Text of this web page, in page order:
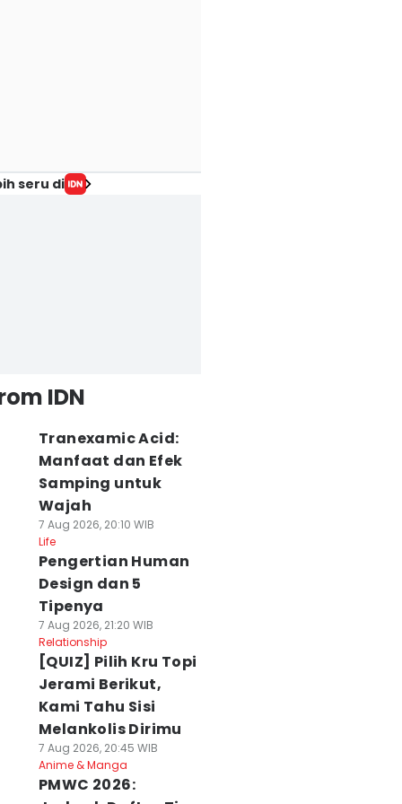
seru di
IDN
Tranexamic Acid:
Manfaat dan Efek
Samping untuk
Wajah
7 Aug 2026, 20:10 WIB
Life
Pengertian Human
Design dan 5
Tipenya
7 Aug 2026, 21:20 WIB
Relationship
[QUIZ] Pilih Kru Topi
Jerami Berikut,
Kami Tahu Sisi
Melankolis Dirimu
7 Aug 2026, 20:45 WIB
Anime & Manga
PMWC 2026: